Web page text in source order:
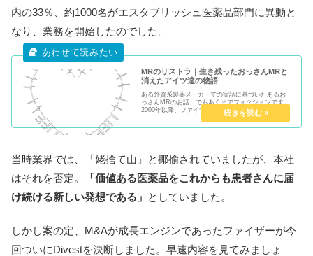
内の33％、約1000名がエスタブリッシュ医薬品部門に異動と
なり、業務を開始したのでした。
MRのリストラ｜生き残ったおっさんMRと
消えたアイツ達の物語
ある外資系製薬メーカーでの実話に基づいたあるお
っさんMRのお話、でもあくまでフィクションです。
2000年以降、ファイザーの破天荒なM&A戦略により
業界地図は目まぐるしく入れ替わり、業界は大型吸
当時業界では、「姥捨て山」と揶揄されていましたが、本社
はそれを否定。
「価値ある医薬品をこれからも患者さんに届
け続ける新しい発想である」 としていました。
しかし案の定、M&Aが成長エンジンであったファイザーが今
回ついにDivestを決断しました。早速内容を見てみましょ